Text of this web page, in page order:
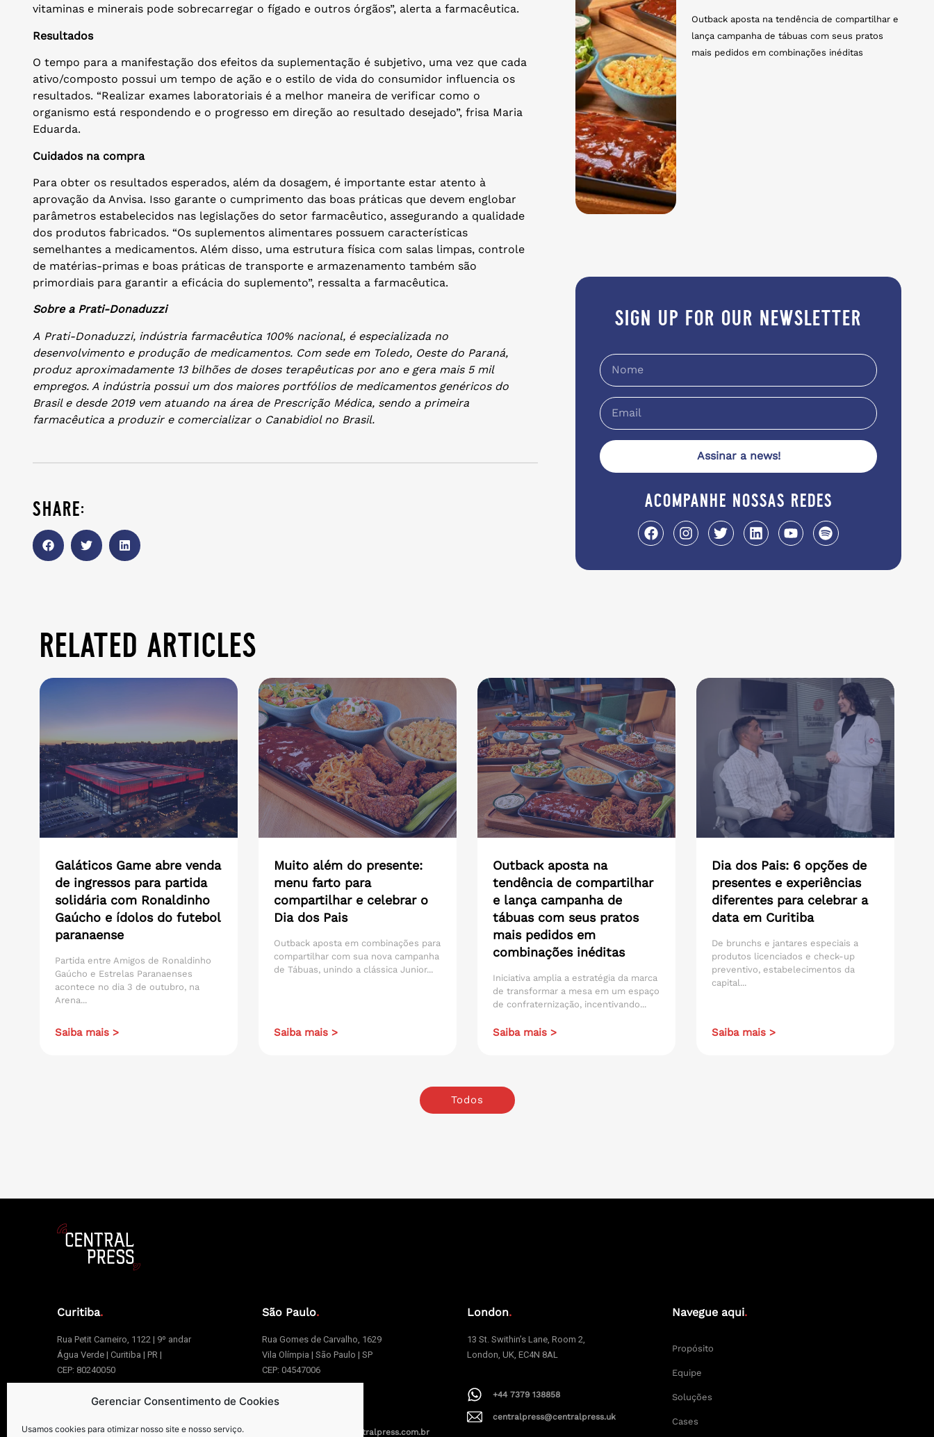
Gerenciar Consentimento de Cookies
Usamos cookies para otimizar nosso site e nosso serviço.
vitaminas e minerais pode sobrecarregar o fígado e outros órgãos”, alerta a farmacêutica.
Resultados
O tempo para a manifestação dos efeitos da suplementação é subjetivo, uma vez que cada
ativo/composto possui um tempo de ação e o estilo de vida do consumidor influencia os
resultados. “Realizar exames laboratoriais é a melhor maneira de verificar como o
organismo está respondendo e o progresso em direção ao resultado desejado”, frisa Maria
Eduarda.
Cuidados na compra
Para obter os resultados esperados, além da dosagem, é importante estar atento à
aprovação da Anvisa. Isso garante o cumprimento das boas práticas que devem englobar
parâmetros estabelecidos nas legislações do setor farmacêutico, assegurando a qualidade
dos produtos fabricados. “Os suplementos alimentares possuem características
semelhantes a medicamentos. Além disso, uma estrutura física com salas limpas, controle
de matérias-primas e boas práticas de transporte e armazenamento também são
primordiais para garantir a eficácia do suplemento”, ressalta a farmacêutica.
Sobre a Prati-Donaduzzi
A Prati-Donaduzzi, indústria farmacêutica 100% nacional, é especializada no
desenvolvimento e produção de medicamentos. Com sede em Toledo, Oeste do Paraná,
produz aproximadamente 13 bilhões de doses terapêuticas por ano e gera mais 5 mil
empregos. A indústria possui um dos maiores portfólios de medicamentos genéricos do
Brasil e desde 2019 vem atuando na área de Prescrição Médica, sendo a primeira
farmacêutica a produzir e comercializar o Canabidiol no Brasil.
share:
Outback aposta na tendência de compartilhar e
lança campanha de tábuas com seus pratos
mais pedidos em combinações inéditas
sign up for our newsletter
Assinar a news!
acompanhe nossas redes
related articles
Galáticos Game abre venda
de ingressos para partida
solidária com Ronaldinho
Gaúcho e ídolos do futebol
paranaense
Partida entre Amigos de Ronaldinho
Gaúcho e Estrelas Paranaenses
acontece no dia 3 de outubro, na
Arena...
Saiba mais >
Muito além do presente:
menu farto para
compartilhar e celebrar o
Dia dos Pais
Outback aposta em combinações para
compartilhar com sua nova campanha
de Tábuas, unindo a clássica Junior...
Saiba mais >
Outback aposta na
tendência de compartilhar
e lança campanha de
tábuas com seus pratos
mais pedidos em
combinações inéditas
Iniciativa amplia a estratégia da marca
de transformar a mesa em um espaço
de confraternização, incentivando...
Saiba mais >
Dia dos Pais: 6 opções de
presentes e experiências
diferentes para celebrar a
data em Curitiba
De brunchs e jantares especiais a
produtos licenciados e check-up
preventivo, estabelecimentos da
capital...
Saiba mais >
Todos
Curitiba.
Rua Petit Carneiro, 1122 | 9º andar
Água Verde | Curitiba | PR |
CEP: 80240050
centralpress@centralpress.com.br
São Paulo.
Rua Gomes de Carvalho, 1629
Vila Olímpia | São Paulo | SP
CEP: 04547006
centralpress@centralpress.com.br
London.
13 St. Swithin’s Lane, Room 2,
London, UK, EC4N 8AL
+44 7379 138858
centralpress@centralpress.uk
Navegue aqui.
Propósito
Equipe
Soluções
Cases